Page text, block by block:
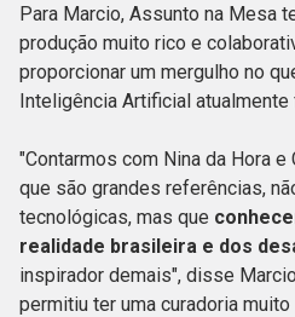
Para Marcio, Assunto na Mesa
produção muito rico e
proporcionar um mergulho no
Inteligência Artificial
"Contarmos com Nina da Hora e
que são grandes referências,
tecnológicas, mas que
realidade brasileira e dos
inspirador demais", disse
permitiu ter uma curadoria